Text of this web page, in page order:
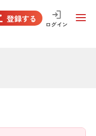
登録する
ログイン